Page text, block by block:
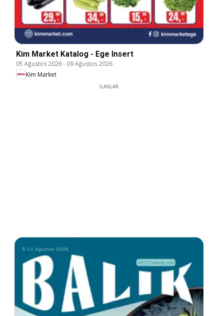
Kim Market Katalog - Ege Insert
05 Ağustos 2026- 09 Ağustos 2026
Kim Market
İLANLAR